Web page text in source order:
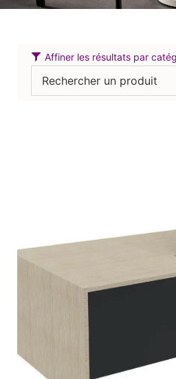
Affiner les résultats par